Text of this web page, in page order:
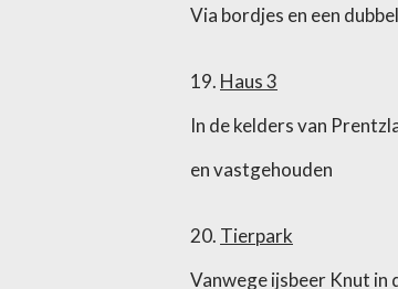
Via bordjes en een
19. Haus 3
In de kelders van
en vastgehouden
20. Tierpark
Vanwege ijsbeer Knut